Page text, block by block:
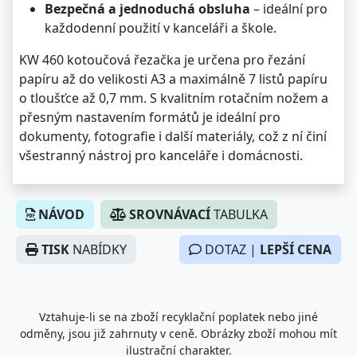
Bezpečná a jednoduchá obsluha – ideální pro
každodenní použití v kanceláři a škole.
KW 460 kotoučová řezačka je určena pro řezání
papíru až do velikosti A3 a maximálně 7 listů papíru
o tloušťce až 0,7 mm. S kvalitním rotačním nožem a
přesným nastavením formátů je ideální pro
dokumenty, fotografie i další materiály, což z ní činí
všestranný nástroj pro kanceláře i domácnosti.
NÁVOD SROVNÁVACÍTABULKA
TISK NABÍDKY DOTAZ | LEPŠÍ CENA
Vztahuje-li se na zboží recyklační poplatek nebo jiné
odměny, jsou již zahrnuty v ceně. Obrázky zboží mohou mít
ilustrační charakter.